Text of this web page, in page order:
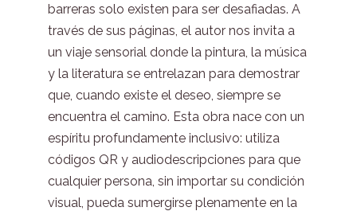
barreras solo existen para ser desafiadas. A
través de sus páginas, el autor nos invita a
un viaje sensorial donde la pintura, la música
y la literatura se entrelazan para demostrar
que, cuando existe el deseo, siempre se
encuentra el camino. Esta obra nace con un
espíritu profundamente inclusivo: utiliza
códigos QR y audiodescripciones para que
cualquier persona, sin importar su condición
visual, pueda sumergirse plenamente en la